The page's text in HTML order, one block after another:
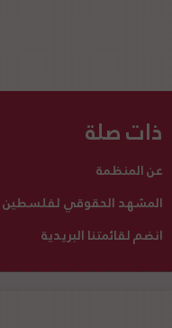
ذات صلة
عن المنظمة
المشهد الحقوقي لفلسطين
انضم لقائمتنا البريدية